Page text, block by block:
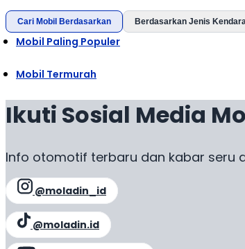
Cari Mobil Berdasarkan Berdasarkan Jenis
Mobil Paling Populer
Mobil Termurah
Ikuti Sosial Media
Info otomotif terbaru dan kabar seru
@moladin_id
@moladin.id